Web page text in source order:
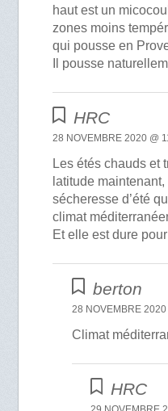
haut est un
zones moins
qui pousse en
Il pousse
HRC
28 NOVEMBRE 2020 @
Les étés chauds et
latitude
sécheresse d’été
climat
Et elle est dure
berton
28 NOVEMBRE
Climat
HRC